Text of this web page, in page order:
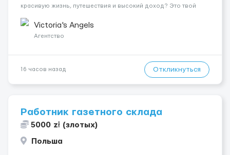
красивую жизнь, путешествия и высокий доход? Это твой
Опытная команда с годами практики — Стабильный поток
клиентов (без ...
Victoria's Angels
Агентство
16 часов назад Откликнуться
Работник газетного склада
5000 zł (злотых)
Польша